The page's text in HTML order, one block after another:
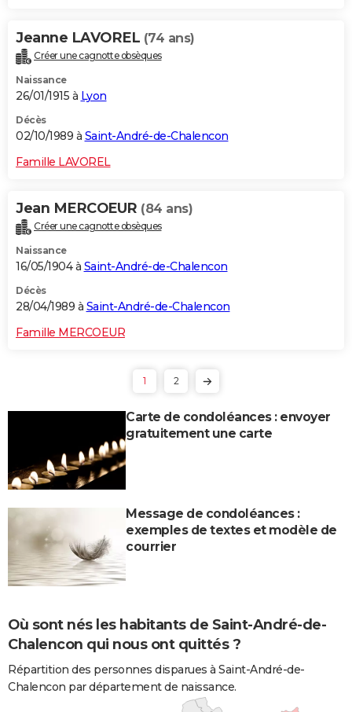
Jeanne LAVOREL (74 ans)
Créer une cagnotte obsèques
Naissance
26/01/1915 à Lyon
Décès
02/10/1989 à Saint-André-de-Chalencon
Famille LAVOREL
Jean MERCOEUR (84 ans)
Créer une cagnotte obsèques
Naissance
16/05/1904 à Saint-André-de-Chalencon
Décès
28/04/1989 à Saint-André-de-Chalencon
Famille MERCOEUR
1 2
Carte de condoléances : envoyer
gratuitement une carte
Message de condoléances :
exemples de textes et modèle de
courrier
Où sont nés les habitants de Saint-André-de-
Chalencon qui nous ont quittés ?
Répartition des personnes disparues à Saint-André-de-
Chalencon par département de naissance.